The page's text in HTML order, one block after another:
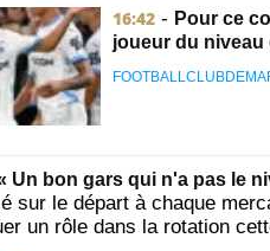
16:42 - Pour ce
joueur du niveau
Un bon gars qui n'a pas le
sur le départ à chaque
un rôle dans la rotation